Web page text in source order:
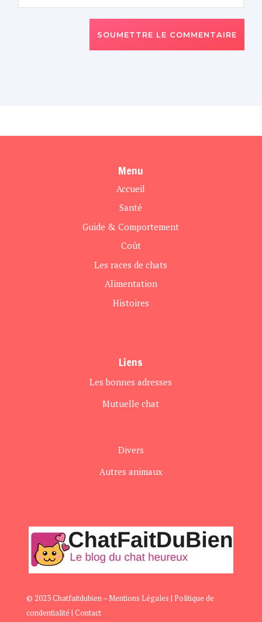
SOUMETTRE LE COMMENTAIRE
Menu
Accueil
Santé
Guide & Comportement
Coût
Les races de chats
Alimentation
Histoires
Liens
Les bonnes adresses
Mutuelle chat
Divers
Autres animaux
© 2023 Chatfaitdubien –Mentions Légales | Politique de
condentialité | Contact